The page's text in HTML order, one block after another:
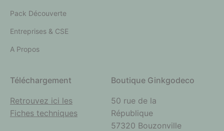
Pack Découverte
Entreprises & CSE
A Propos
Téléchargement
Retrouvez ici les
Fiches techniques
Boutique Ginkgodeco
50 rue de la
République
57320 Bouzonville